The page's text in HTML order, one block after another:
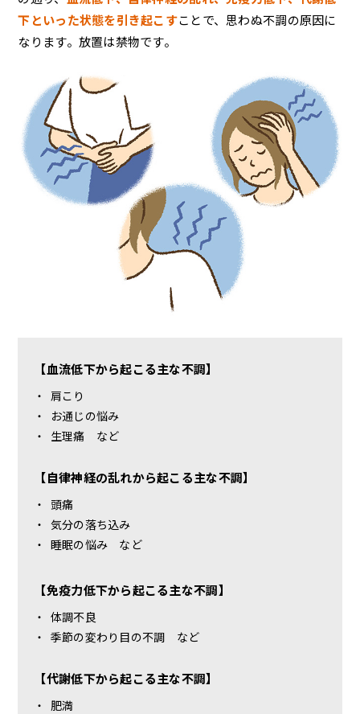
下といった状態を引き起こすことで、思わぬ不調の原因に
なります。放置は禁物です。
【血流低下から起こる主な不調】
・
肩こり
・
お通じの悩み
・
生理痛 など
【自律神経の乱れから起こる主な不調】
・
頭痛
・ 気分の落ち込み
・ 睡眠の悩み など
【免疫力低下から起こる主な不調】
・ 体調不良
・ 季節の変わり目の不調 など
【代謝低下から起こる主な不調】
・
肥満